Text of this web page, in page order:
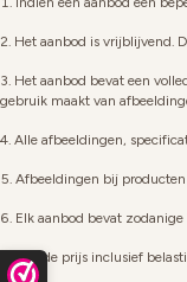
Het aanbod is vrijblijvend.
Het aanbod bevat een
gebruik maakt van
Alle afbeeldingen,
Afbeeldingen bij producten
Elk aanbod bevat
de prijs inclusief